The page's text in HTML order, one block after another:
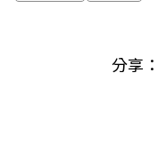
分享：